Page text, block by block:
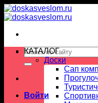
Skip
to
Искать:
Войти
КАТАЛОГ
Доски
Сап